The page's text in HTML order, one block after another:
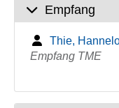
Empfang
Thie,
Empfang TME